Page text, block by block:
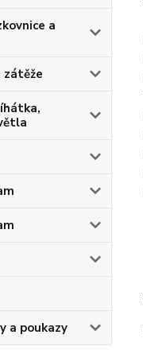
a
zátěže
a poukazy